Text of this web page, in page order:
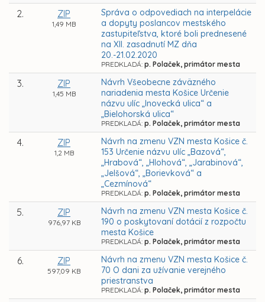
2. ZIP
1,49 MB
Správa o odpovediach na interpelácie
a dopyty poslancov mestského
zastupiteľstva, ktoré boli prednesené
na XII. zasadnutí MZ dňa
20.-21.02.2020
PREDKLADÁ: p. Polaček, primátor mesta
3. ZIP
1,45 MB
Návrh Všeobecne záväzného
nariadenia mesta Košice Určenie
názvu ulíc „Inovecká ulica“ a
„Bielohorská ulica“
PREDKLADÁ: p. Polaček, primátor mesta
4. ZIP
1,2 MB
Návrh na zmenu VZN mesta Košice č.
153 Určenie názvu ulíc „Bazová“,
„Hrabová“, „Hlohová“, „Jarabinová“,
„Jelšová“, „Borievková“ a
„Cezmínová“
PREDKLADÁ: p. Polaček, primátor mesta
5. ZIP
976,97 KB
Návrh na zmenu VZN mesta Košice č.
190 o poskytovaní dotácií z rozpočtu
mesta Košice
PREDKLADÁ: p. Polaček, primátor mesta
6. ZIP
597,09 KB
Návrh na zmenu VZN mesta Košice č.
70 O dani za užívanie verejného
priestranstva
PREDKLADÁ: p. Polaček, primátor mesta